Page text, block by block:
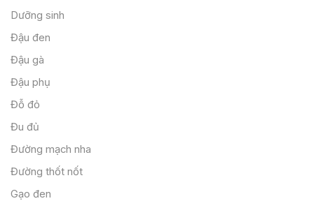
Dưỡng sinh
Đậu đen
Đậu gà
Đậu phụ
Đỗ đỏ
Đu đủ
Đường mạch nha
Đường thốt nốt
Gạo đen